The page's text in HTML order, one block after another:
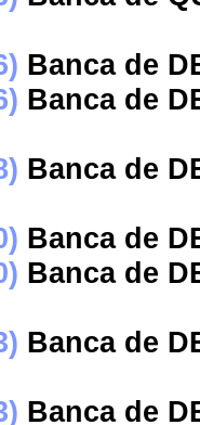
Banca de
Banca de
Banca de
Banca de
Banca de
Banca de
Banca de